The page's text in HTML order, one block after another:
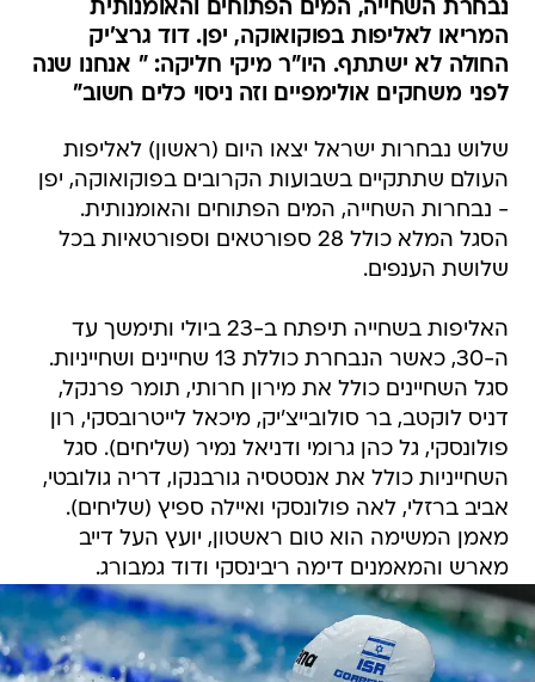
נבחרת השחייה, המים הפתוחים והאומנותית
המריאו לאליפות בפוקואוקה, יפן. דוד גרצ'יק
החולה לא ישתתף. היו"ר מיקי חליקה: " אנחנו שנה
לפני משחקים אולימפיים וזה ניסוי כלים חשוב"
שלוש נבחרות ישראל יצאו היום (ראשון) לאליפות
העולם שתתקיים בשבועות הקרובים בפוקואוקה, יפן
- נבחרות השחייה, המים הפתוחים והאומנותית.
הסגל המלא כולל 28 ספורטאים וספורטאיות בכל
שלושת הענפים.
האליפות בשחייה תיפתח ב-23 ביולי ותימשך עד
ה-30, כאשר הנבחרת כוללת 13 שחיינים ושחייניות.
סגל השחיינים כולל את מירון חרותי, תומר פרנקל,
דניס לוקטב, בר סולובייצ'יק, מיכאל לייטרובסקי, רון
פולונסקי, גל כהן גרומי ודניאל נמיר (שליחים). סגל
השחייניות כולל את אנסטסיה גורבנקו, דריה גולובטי,
אביב ברזלי, לאה פולונסקי ואיילה ספיץ (שליחים).
מאמן המשימה הוא טום ראשטון, יועץ העל דייב
מארש והמאמנים דימה ריבינסקי ודוד גמבורג.